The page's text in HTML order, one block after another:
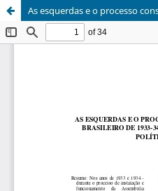
As esquerdas e o processo